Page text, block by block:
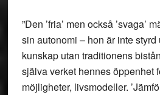
”Den ’fria’ men också ’svaga’
sin autonomi – hon är inte
kunskap utan traditionens
själva verket hennes öppenhet
möjligheter, livsmodeller.